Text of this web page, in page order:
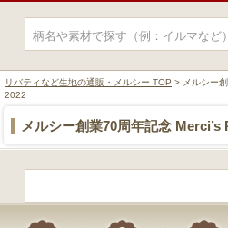
リバティなど生地の通販・メルシー TOP > メルシー
2022
メルシー創業70周年記念